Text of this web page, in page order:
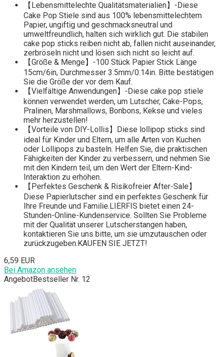
【Lebensmittelechte Qualitätsmaterialien】-Diese
Cake Pop Stiele sind aus 100% lebensmittelechtem
Papier, ungiftig und geschmacksneutral und
umweltfreundlich, halten sich wirklich gut. Die stabilen
cake pop sticks reiben nicht ab, fallen nicht auseinander,
zerbröseln nicht und lösen sich nicht so leicht auf.
【Größe & Menge】-100 Stück Papier Stick Länge
15cm/6in, Durchmesser 3.5mm/0.14in. Bitte bestätigen
Sie die Größe der vor dem Kauf.
【Vielfältige Anwendungen】-Diese cake pop stiele
können verwendet werden, um Lutscher, Cake-Pops,
Pralinen, Marshmallows, Bonbons, Kekse und vieles
mehr herzustellen!
【Vorteile von DIY-Lollis】Diese lollipop sticks sind
ideal für Kinder und Eltern, um alle Arten von Kuchen
oder Lollipops zu basteln. Helfen Sie, die praktischen
Fähigkeiten der Kinder zu verbessern, und nehmen Sie
mit den Kindern teil, um den Wert der Eltern-Kind-
Interaktion zu erhöhen.
【Perfektes Geschenk & Risikofreier After-Sale】
Diese Papierlutscher sind ein perfektes Geschenk für
Ihre Freunde und Familie.LIERFIS bietet einen 24-
Stunden-Online-Kundenservice. Sollten Sie Probleme
mit der Qualität unserer Lutscherstangen haben,
kontaktieren Sie uns bitte, um sie umzutauschen oder
zurückzugeben.KAUFEN SIE JETZT!
6,59 EUR
Bei Amazon ansehen
AngebotBestseller Nr. 12